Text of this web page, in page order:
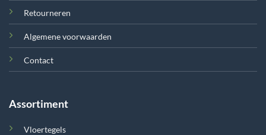
Retourneren
Algemene voorwaarden
Contact
Assortiment
Vloertegels